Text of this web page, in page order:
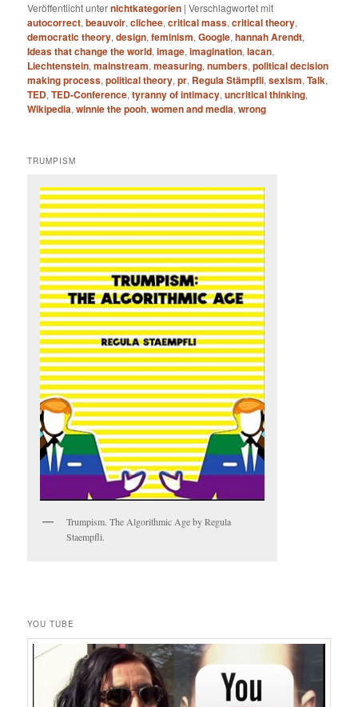
Veröffentlicht unternichtkategorien |Verschlagwortet mit
autocorrect,beauvoir,clichee,critical mass,critical theory,
democratic theory,design,feminism,Google,hannah Arendt,
Ideas that change the world,image,imagination,lacan,
Liechtenstein,mainstream,measuring,numbers,political decision
making process,political theory,pr, Regula Stämpfli,sexism,Talk,
TED,TED-Conference,tyranny of intimacy,uncritical thinking,
Wikipedia,winnie the pooh,women and media,wrong
TRUMPISM
Trumpism. The Algorithmic Age by Regula
Staempfli.
YOU TUBE